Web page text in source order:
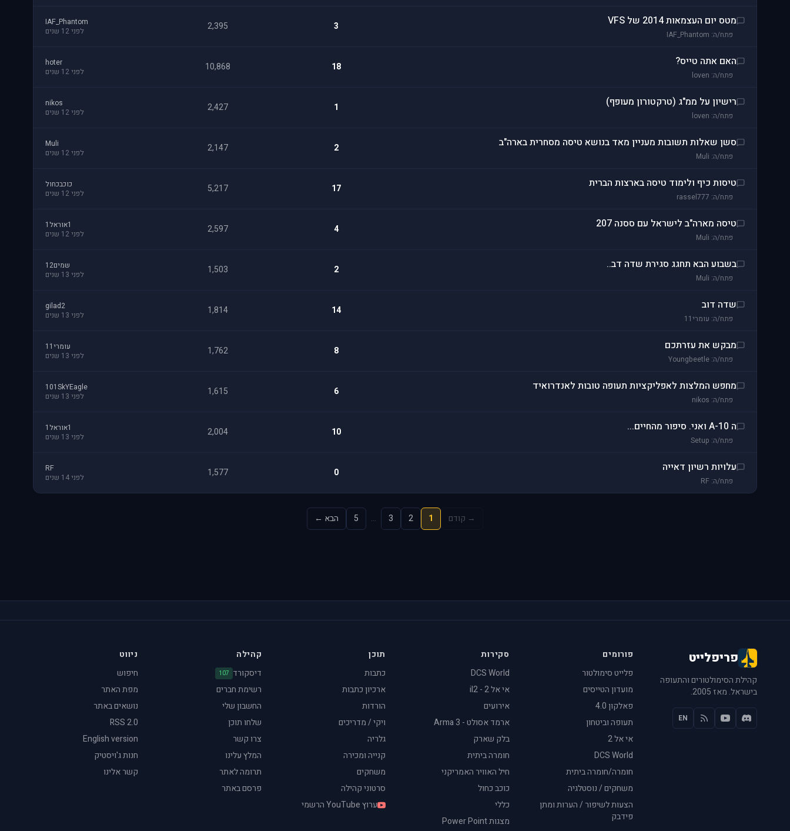
מטס יום העצמאות 2014 של VFS
פתח/ה: IAF_Phantom
3
2,395
IAF_Phantom
לפני 12 שנים
האם אתה טייס?
פתח/ה: loven
18
10,868
hoter
לפני 12 שנים
רישיון על ממ"ג (טרקטורון מעופף)
פתח/ה: loven
1
2,427
nikos
לפני 12 שנים
סשן שאלות תשובות מעניין מאד בנושא טיסה מסחרית בארה"ב
פתח/ה: Muli
2
2,147
Muli
לפני 12 שנים
טיסות כיף ולימוד טיסה בארצות הברית
פתח/ה: rassel777
17
5,217
כוכבכחול
לפני 12 שנים
טיסה מארה"ב לישראל עם ססנה 207
פתח/ה: Muli
4
2,597
1אוראל1
לפני 12 שנים
בשבוע הבא תחגג סגירת שדה דב..
פתח/ה: Muli
2
1,503
שמים12
לפני 13 שנים
שדה דוב
פתח/ה: עומרי11
14
1,814
gilad2
לפני 13 שנים
מבקש את עזרתכם
פתח/ה: Youngbeetle
8
1,762
עומרי11
לפני 13 שנים
מחפש המלצות לאפליקציות תעופה טובות לאנדרואיד
פתח/ה: nikos
6
1,615
101SkYEagle
לפני 13 שנים
ה A-10 ואני. סיפור מהחיים...
פתח/ה: Setup
10
2,004
1אוראל1
לפני 13 שנים
עלויות רשיון דאייה
פתח/ה: RF
0
1,577
RF
לפני 14 שנים
→ קודם 1
2
3
…
5 הבא ←
פריפלייט
קהילת הסימולטורים והתעופה
בישראל. מאז 2005.
EN
פורומים
פלייט סימולטור
מועדון הטייסים
פאלקון 4.0
תעופה וביטחון
אי אל 2
DCS World
חומרה/חומרה ביתית
משחקים / נוסטלגיה
הצעות לשיפור / הערות ומתן
פידבק
סקירות
DCS World
אי אל 2 - il2
אירועים
ארמד אסולט - Arma 3
בלק שארק
חומרה ביתית
חיל האוויר האמריקני
כוכב כחול
כללי
מצגות Power Point
תוכן
כתבות
ארכיון כתבות
הורדות
ויקי / מדריכים
גלריה
קנייה ומכירה
משחקים
סרטוני קהילה
ערוץ YouTube הרשמי
קהילה
דיסקורד 107
רשימת חברים
החשבון שלי
שלחו תוכן
צרו קשר
המלץ עלינו
תרומה לאתר
פרסם באתר
ניווט
חיפוש
מפת האתר
נושאים באתר
RSS 2.0
English version
חנות ג'ויסטיק
קשר אלינו